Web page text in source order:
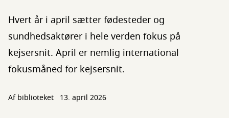
Hvert år i april sætter fødesteder og
sundhedsaktører i hele verden fokus på
kejsersnit. April er nemlig international
fokusmåned for kejsersnit.
Af biblioteket 13. april 2026